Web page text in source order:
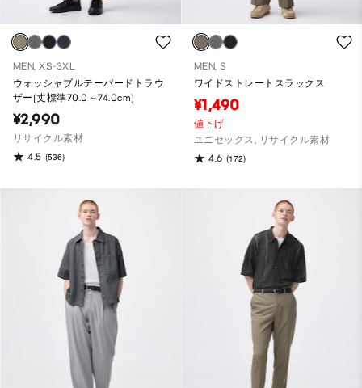
MEN, XS-3XL
ウォッシャブルテーパードトラウ
ザー(丈標準70.0～74.0cm)
¥2,990
リサイクル素材
4.5 (536)
MEN, S
ワイドストレートスラックス
¥1,490
値下げ
ユニセックス, リサイクル素材
4.6 (172)